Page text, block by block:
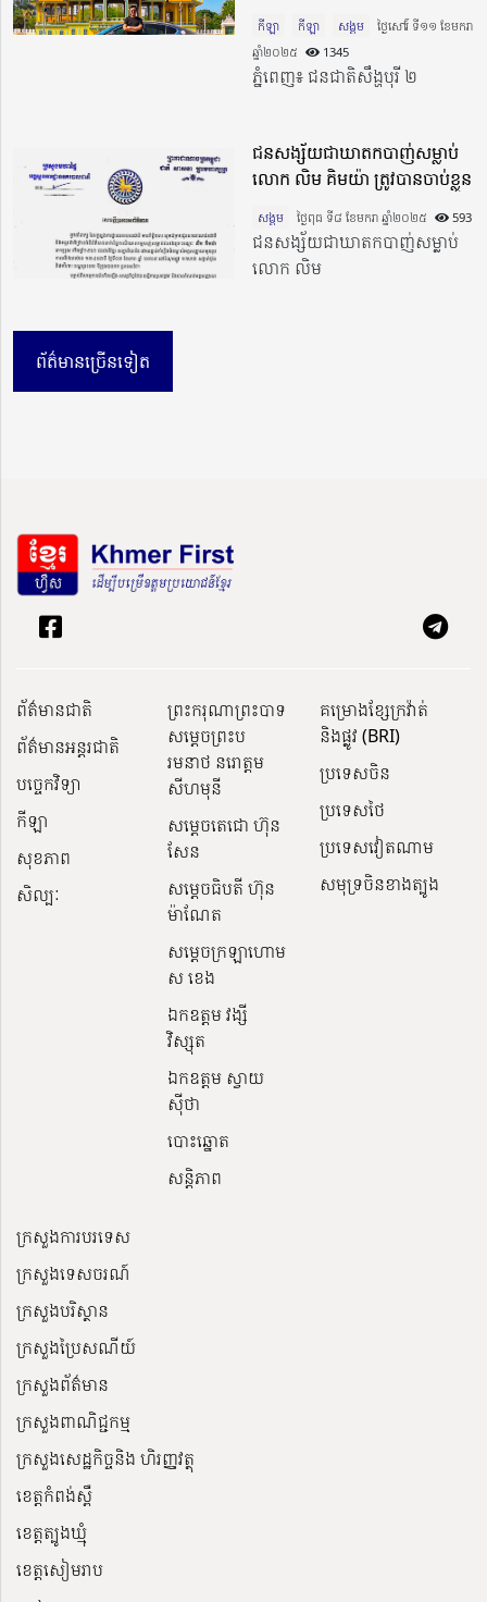
កីឡា កីឡា សង្គម
ថ្ងៃសៅរ៍ ទី១១ ខែមករា
ឆ្នាំ២០២៥​
1345
ភ្នំពេញ៖ ជនជាតិសឹង្ហបុរី ២
ជនសង្ស័យជាឃាតកបាញ់សម្លាប់
លោក លិម គិមយ៉ា ត្រូវបានចាប់ខ្លួន
សង្គម ថ្ងៃពុធ ទី៨ ខែមករា ឆ្នាំ២០២៥​ 593
ជនសង្ស័យជាឃាតកបាញ់សម្លាប់
លោក លិម
ព័ត៌មានច្រើនទៀត
ព័ត៌មានជាតិ
ព័ត៌មានអន្តរជាតិ
បច្ចេកវិទ្យា
កីឡា
សុខភាព
សិល្បៈ
ព្រះករុណាព្រះបាទ
សម្តេចព្រះប
រមនាថ នរោត្តម
សីហមុនី
សម្តេចតេជោ ហ៊ុន
សែន
សម្ដេចធិបតី ហ៊ុន
ម៉ាណែត
សម្ដេចក្រឡាហោម
ស ខេង
ឯកឧត្តម វង្សី
វិស្សុត
ឯកឧត្តម ស្វាយ
ស៊ីថា
បោះឆ្នោត
សន្តិភាព
គម្រោងខ្សែក្រវ៉ាត់
និងផ្លូវ (BRI)
ប្រទេសចិន
ប្រទេសថៃ
ប្រទេសវៀតណាម
សមុទ្រចិនខាងត្បូង
ក្រសួងការបរទេស
ក្រសួងទេសចរណ៍
ក្រសួងបរិស្ថាន
ក្រសួងប្រៃសណីយ៍
ក្រសួងព័ត៌មាន
ក្រសួងពាណិជ្ជកម្ម
ក្រសួងសេដ្ឋកិច្ចនិង ហិរញ្ញវត្ថុ
ខេត្តកំពង់ស្ពឺ
ខេត្តត្បូងឃ្មុំ
ខេត្តសៀមរាប